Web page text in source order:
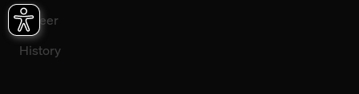
Career
History